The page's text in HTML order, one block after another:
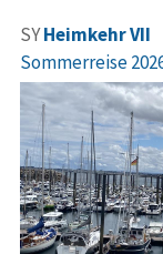
SYHeimkehr VII
Sommerreise